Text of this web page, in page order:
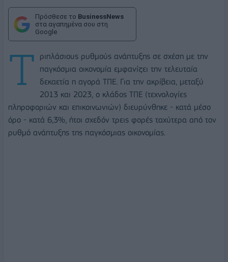
Πρόσθεσε το BusinessNews
στα αγαπημένα σου στη
Google
Τ
ριπλάσιους ρυθμούς ανάπτυξης σε σχέση με την
παγκόσμια οικονομία εμφανίζει την τελευταία
δεκαετία η αγορά ΤΠΕ. Για την ακρίβεια, μεταξύ
2013 και 2023, ο κλάδος ΤΠΕ (τεχνολογίες
πληροφοριών και επικοινωνιών) διευρύνθηκε - κατά μέσο
όρο - κατά 6,3%, ήτοι σχεδόν τρεις φορές ταχύτερα από τον
ρυθμό ανάπτυξης της παγκόσμιας οικονομίας.